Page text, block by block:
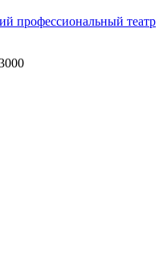
профессиональный театр